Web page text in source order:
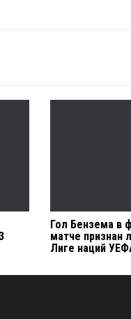
Гол Бензема в
матче признан
Лиге наций